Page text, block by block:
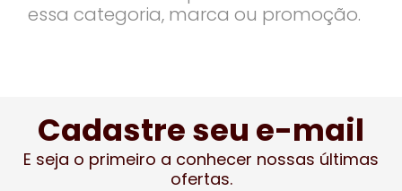
essa categoria, marca ou promoção.
Cadastre seu e-mail
E seja o primeiro a conhecer nossas últimas
ofertas.